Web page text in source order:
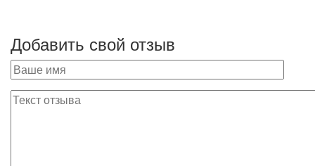
Добавить свой отзыв